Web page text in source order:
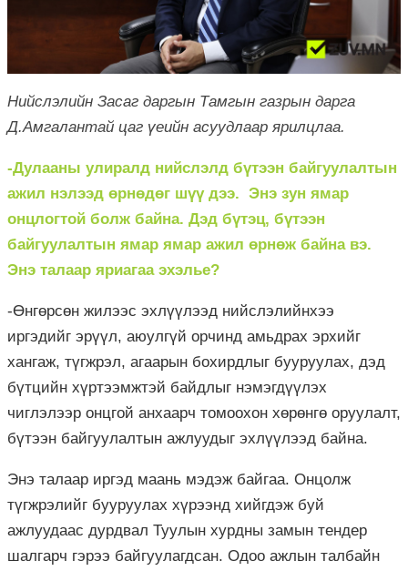
Нийслэлийн Засаг даргын Тамгын газрын дарга
Д.Амгалантай цаг үеийн асуудлаар ярилцлаа.
-Дулааны улиралд нийслэлд бүтээн байгуулалтын
ажил нэлээд өрнөдөг шүү дээ. Энэ зун ямар
онцлогтой болж байна. Дэд бүтэц, бүтээн
байгуулалтын ямар ямар ажил өрнөж байна вэ.
Энэ талаар яриагаа эхэлье?
-Өнгөрсөн жилээс эхлүүлээд нийслэлийнхээ
иргэдийг эрүүл, аюулгүй орчинд амьдрах эрхийг
хангаж, түгжрэл, агаарын бохирдлыг бууруулах, дэд
бүтцийн хүртээмжтэй байдлыг нэмэгдүүлэх
чиглэлээр онцгой анхаарч томоохон хөрөнгө оруулалт,
бүтээн байгуулалтын ажлуудыг эхлүүлээд байна.
Энэ талаар иргэд маань мэдэж байгаа. Онцолж
түгжрэлийг бууруулах хүрээнд хийгдэж буй
ажлуудаас дурдвал Туулын хурдны замын тендер
шалгарч гэрээ байгуулагдсан. Одоо ажлын талбайн